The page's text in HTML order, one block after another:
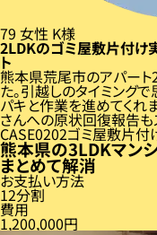
79 女性 K様
2LDKのゴミ屋敷片付け
ト
熊本県荒尾市のアパート
た。引越しのタイミング
パキと作業を進めてくれ
さんへの原状回復報告も
CASE 02ゴミ屋敷片付
熊本県の3LDKマン
まとめて解消
お支払い方法
12分割
費用
1,200,000円